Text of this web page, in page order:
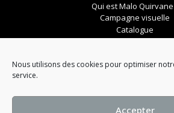
Nous utilisons des cookies pour optimiser
service.
Accepter
Qui est Malo Quirvane
Campagne visuelle
Catalogue
Mentions légales
© 2023 Maison Malo